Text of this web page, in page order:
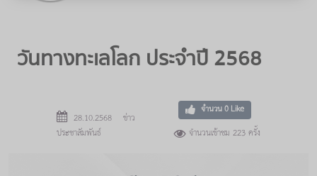
วันทางทะเลโลก ประจำปี 2568
28.10.2568 ข่าว
ประชาสัมพันธ์
จำนวน0Like
จำนวนเข้าชม 223 ครั้ง